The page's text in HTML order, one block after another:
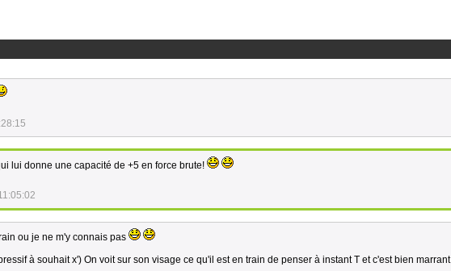
lui donne une capacité de +5 en force brute!
ou je ne m'y connais pas
à souhait x') On voit sur son visage ce qu'il est en train de penser à instant T et c'est bien marrant